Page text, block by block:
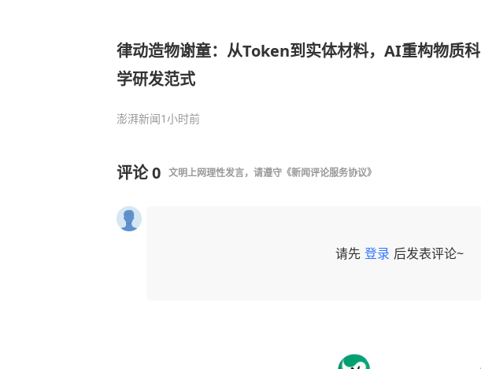
律动造物谢童：从Token到实体材料，AI重构物质科
学研发范式
澎湃新闻1小时前
评论0 文明上网理性发言，请遵守 《新闻评论服务协议》
请先 登录 后发表评论~